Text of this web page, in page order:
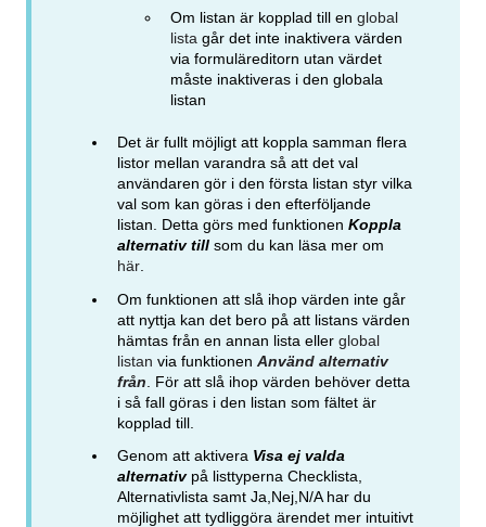
Om listan är kopplad till en global
lista går det inte inaktivera värden
via formuläreditorn utan värdet
måste inaktiveras i den globala
listan
Det är fullt möjligt att koppla samman flera
listor mellan varandra så att det val
användaren gör i den första listan styr vilka
val som kan göras i den efterföljande
listan. Detta görs med funktionen Koppla
alternativ till som du kan läsa mer om
här.
Om funktionen att slå ihop värden inte går
att nyttja kan det bero på att listans värden
hämtas från en annan lista eller global
listan via funktionen Använd alternativ
från . För att slå ihop värden behöver detta
i så fall göras i den listan som fältet är
kopplad till.
Genom att aktivera Visa ej valda
alternativ på listtyperna Checklista,
Alternativlista samt Ja,Nej,N/A har du
möjlighet att tydliggöra ärendet mer intuitivt